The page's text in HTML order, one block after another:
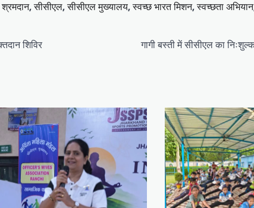
श्रमदान,सीसीएल,सीसीएल मुख्यालय,स्वच्छ भारत मिशन,स्वच्छता अभियान
शिविर गागी बस्ती में सीसीएल का